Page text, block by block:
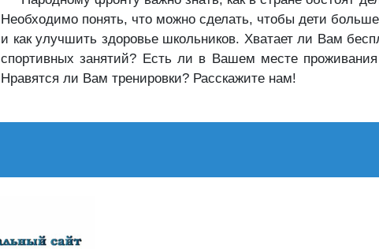
Необходимо понять, что можно сделать, чтобы дети
и как улучшить здоровье школьников. Хватает ли Вам
спортивных занятий? Есть ли в Вашем месте
Нравятся ли Вам тренировки? Расскажите нам!